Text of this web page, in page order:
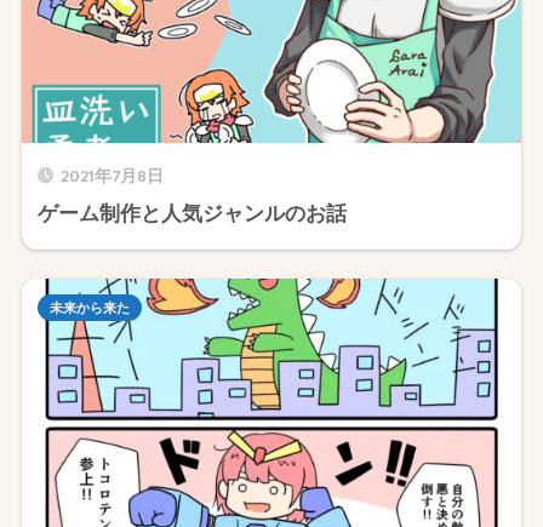
2021年7月8日
ゲーム制作と人気ジャンルのお話
未来から来た